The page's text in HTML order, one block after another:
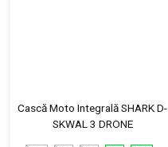
Cască Moto Integrală SHARK D-
SKWAL 3 DRONE